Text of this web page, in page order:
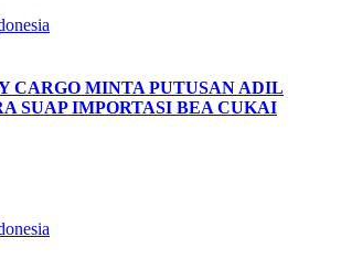
CARGO MINTA PUTUSAN ADIL
SUAP IMPORTASI BEA CUKAI